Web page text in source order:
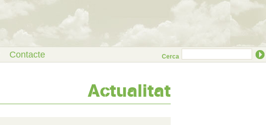
Contacte
Actualitat
Cerca